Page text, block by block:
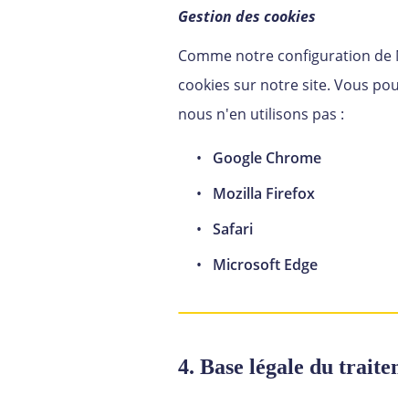
Gestion des cookies
Comme notre configuration de
cookies sur notre site. Vous
nous n'en utilisons pas :
Google Chrome
Mozilla Firefox
Safari
Microsoft Edge
4. Base légale du